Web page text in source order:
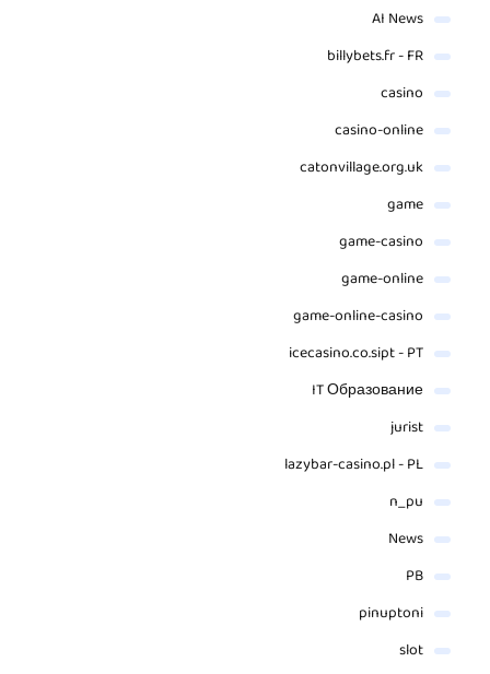
AI News
billybets.fr - FR
casino
casino-online
catonvillage.org.uk
game
game-casino
game-online
game-online-casino
icecasino.co.sipt - PT
IT Образование
jurist
lazybar-casino.pl - PL
n_pu
News
PB
pinuptoni
slot